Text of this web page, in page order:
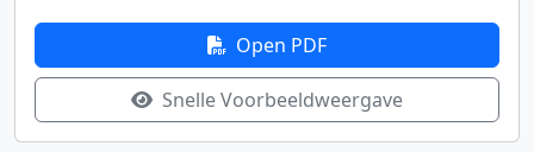
Open PDF
Snelle Voorbeeldweergave